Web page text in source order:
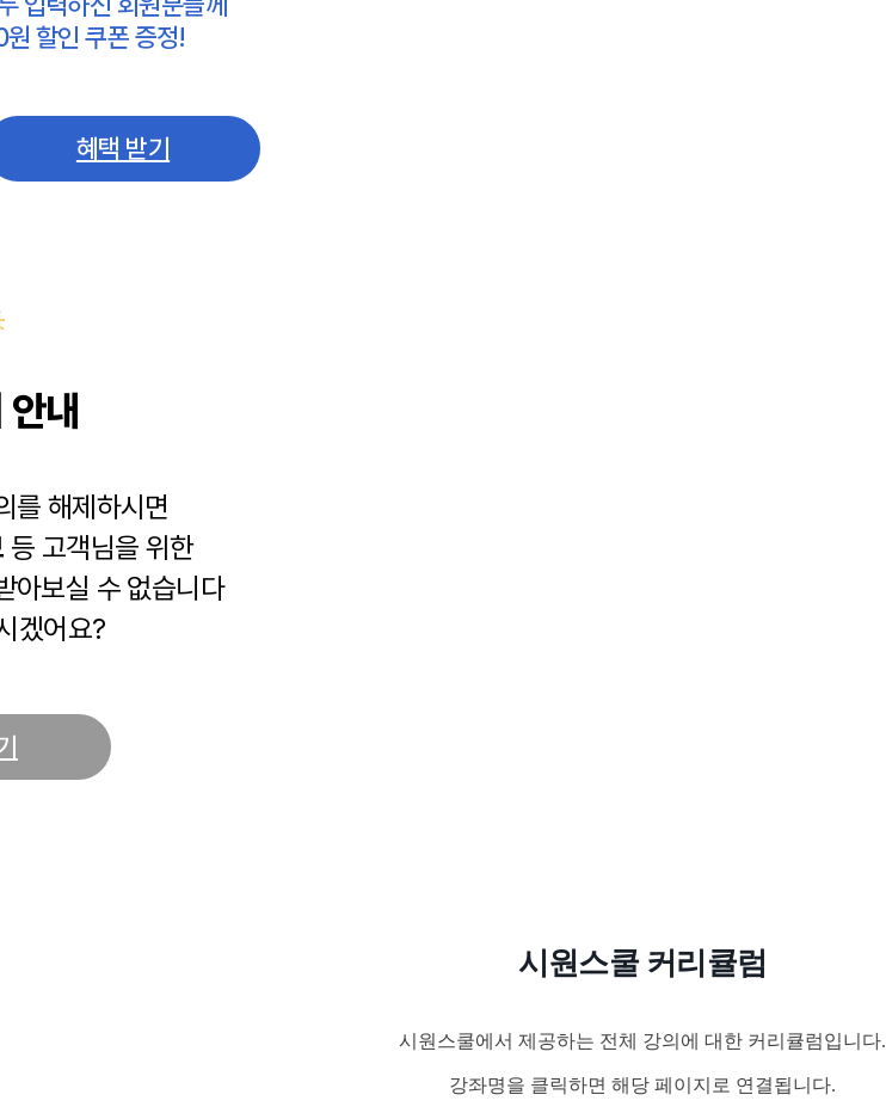
할인 쿠폰 증정!
혜택 받기
내
를 해제하시면
등 고객님을 위한
아보실 수 없습니다
겠어요?
시원스쿨 커리큘럼
시원스쿨에서 제공하는 전체 강의에 대한 커리큘럼입니다.
강좌명을 클릭하면 해당 페이지로 연결됩니다.